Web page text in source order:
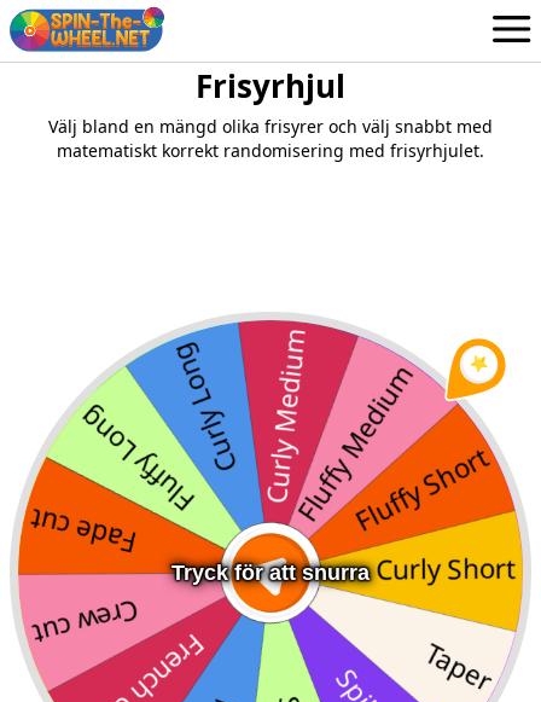
Inloggning / Registrera dig
Frisyrhjul
Välj bland en mängd olika frisyrer och välj snabbt med
matematiskt korrekt randomisering med frisyrhjulet.
Tryck för att snurra